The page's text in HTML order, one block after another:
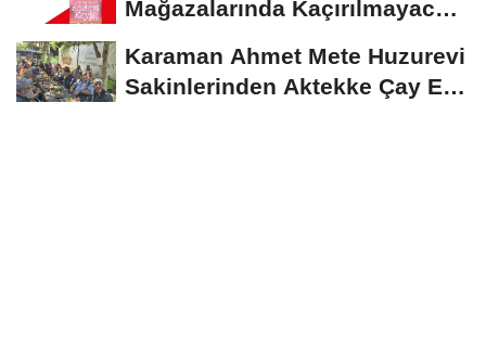
Mağazalarında Kaçırılmayacak
Karaman Ahmet Mete Huzurevi
Sakinlerinden Aktekke Çay Evi